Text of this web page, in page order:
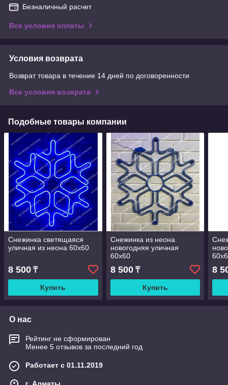
Безналичный расчет
Все условия оплаты
Условия возврата
Возврат товара в течение 14 дней по договоренности
Все условия возврата
Подобные товары компании
Снежинка светящаяся
уличная из неона 60х60
8 500 ₸
Купить
Снежинка из неона
новогодняя уличная
60х60
8 500₸
Купить
8
О нас
Рейтинг не сформирован
Менее 5 отзывов за последний год
Работает с 01.11.2019